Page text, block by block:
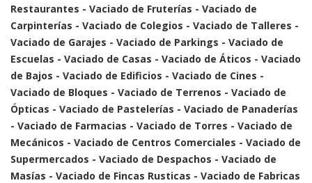
Restaurantes - Vaciado de Fruterías - Vaciado de
Carpinterías - Vaciado de Colegios - Vaciado de Talleres -
Vaciado de Garajes - Vaciado de Parkings - Vaciado de
Escuelas - Vaciado de Casas - Vaciado de Áticos - Vaciado
de Bajos - Vaciado de Edificios - Vaciado de Cines -
Vaciado de Bloques - Vaciado de Terrenos - Vaciado de
Ópticas - Vaciado de Pastelerías - Vaciado de Panaderías
- Vaciado de Farmacias - Vaciado de Torres - Vaciado de
Mecánicos - Vaciado de Centros Comerciales - Vaciado de
Supermercados - Vaciado de Despachos - Vaciado de
Masías - Vaciado de Fincas Rusticas - Vaciado de Fabricas